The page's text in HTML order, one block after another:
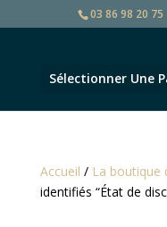
03 86 98 20 75
Sélectionner Une
Accueil / La boutique
identifiés “État de